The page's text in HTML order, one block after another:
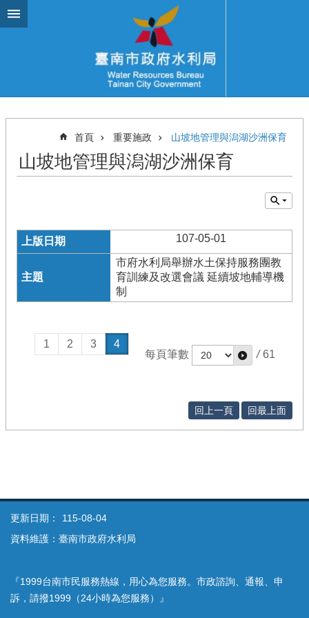
跳到主要內容區塊
首頁 重要施政 山坡地管理與潟湖沙洲保育
山坡地管理與潟湖沙洲保育
107-05-01
市府水利局舉辦水土保持服務團教
育訓練及改選會議 延續坡地輔導機
制
1 2 3
4
每頁筆數
/ 61
回上一頁 回最上面
更新日期：
115-08-04
資料維護：臺南市政府水利局
『1999台南市民服務熱線，用心為您服務。市政諮詢、通報、申
訴，請撥1999（24小時為您服務）』